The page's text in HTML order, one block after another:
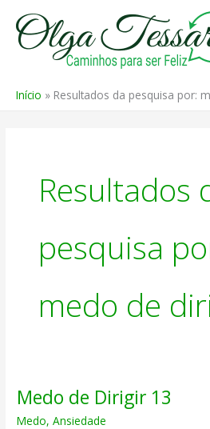
para
Início Resultados da pesquisa por:
Resultados
pesquisa
medo de
Medo de Dirigir 13
Medo,Ansiedade